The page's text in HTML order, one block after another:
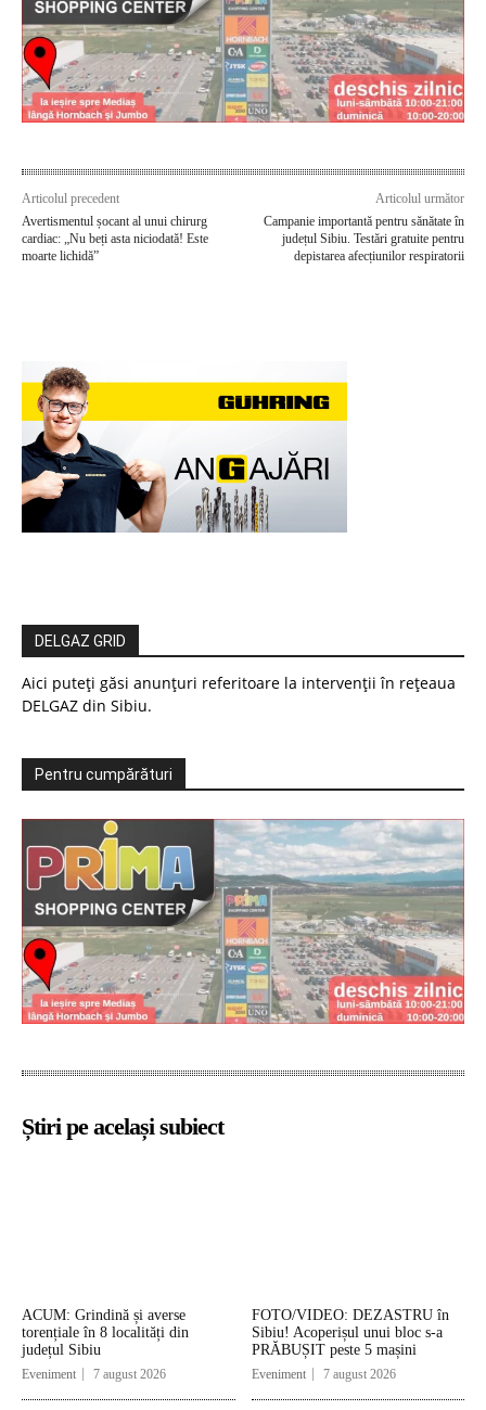
Articolul precedent
Avertismentul șocant al unui chirurg
cardiac: „Nu beți asta niciodată! Este
moarte lichidă”
Articolul următor
Campanie importantă pentru sănătate în
județul Sibiu. Testări gratuite pentru
depistarea afecțiunilor respiratorii
DELGAZ GRID
Aici puteți găsi anunțuri referitoare la intervenții în rețeaua
DELGAZ din Sibiu.
Pentru cumpărături
Știri pe același subiect
ACUM: Grindină și averse
torențiale în 8 localități din
județul Sibiu
Eveniment 7 august 2026
FOTO/VIDEO: DEZASTRU în
Sibiu! Acoperișul unui bloc s-a
PRĂBUȘIT peste 5 mașini
Eveniment 7 august 2026